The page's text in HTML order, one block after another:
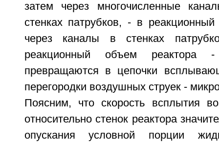
затем через многочисленные
стенках патрубков, - в
через каналы в стенках
реакционный объем реактора -
превращаются в цепочки
перегородки воздушных струек -
Поясним, что скорость всплытия
относительно стенок реактора
опускания условной порции